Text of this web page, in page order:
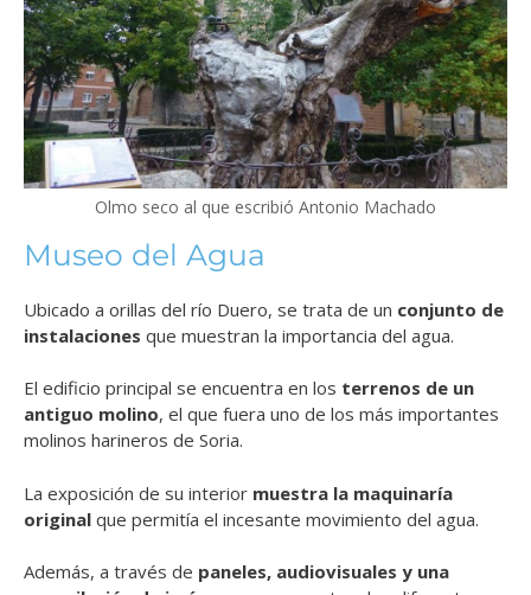
Olmo seco al que escribió Antonio Machado
Museo del Agua
Ubicado a orillas del río Duero, se trata de un conjunto de
instalaciones que muestran la importancia del agua.
El edificio principal se encuentra en los terrenos de un
antiguo molino, el que fuera uno de los más importantes
molinos harineros de Soria.
La exposición de su interior muestra la maquinaría
original que permitía el incesante movimiento del agua.
Además, a través de paneles, audiovisuales y una